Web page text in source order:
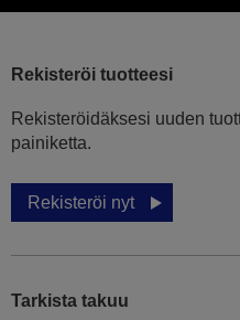
Rekisteröi tuotteesi
Rekisteröidäksesi uuden
painiketta.
Rekisteröi nyt
Tarkista takuu